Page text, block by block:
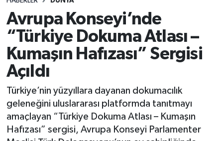
Avrupa Konseyi’nde
“Türkiye Dokuma Atlası –
Kumaşın Hafızası” Sergisi
Açıldı
Türkiye’nin yüzyıllara dayanan dokumacılık
geleneğini uluslararası platformda tanıtmayı
amaçlayan “Türkiye Dokuma Atlası – Kumaşın
Hafızası” sergisi, Avrupa Konseyi Parlamenter
Tüm Manşetler
Son Dakika Haberleri
Haber Arşivi